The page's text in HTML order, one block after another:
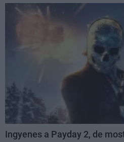
Ingyenes a Payday 2, de